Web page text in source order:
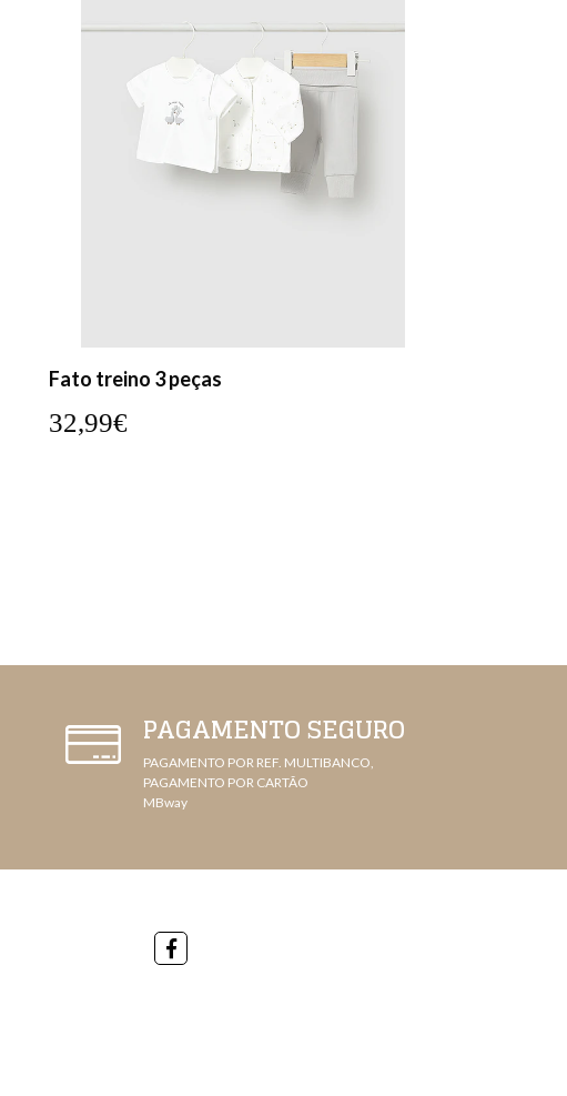
Fato treino 3 peças
32,99€
PAGAMENTO SEGURO
PAGAMENTO POR REF. MULTIBANCO,
PAGAMENTO POR CARTÃO
MBway